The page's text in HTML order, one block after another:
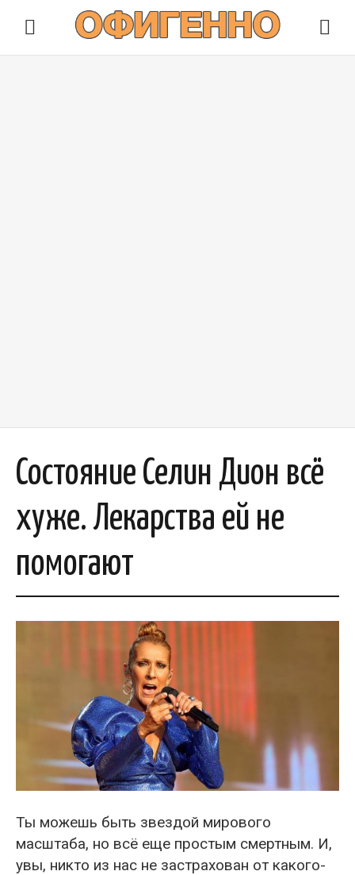
Состояние Селин Дион всё
хуже. Лекарства ей не
помогают
Ты можешь быть звездой мирового
масштаба, но всё еще простым смертным. И,
увы, никто из нас не застрахован от какого-